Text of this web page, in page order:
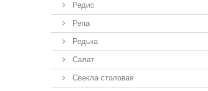
Редис
Репа
Редька
Салат
Свекла столовая